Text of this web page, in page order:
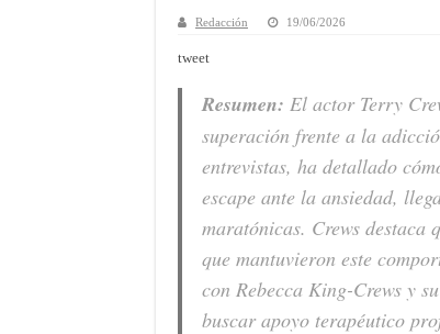
Redacción 19/06/2026
tweet
Resumen: El actor Terry
superación frente a la
entrevistas, ha detallado
escape ante la ansiedad,
maratónicas. Crews destaca
que mantuvieron este
con Rebecca King-Crews y
buscar apoyo terapéutico